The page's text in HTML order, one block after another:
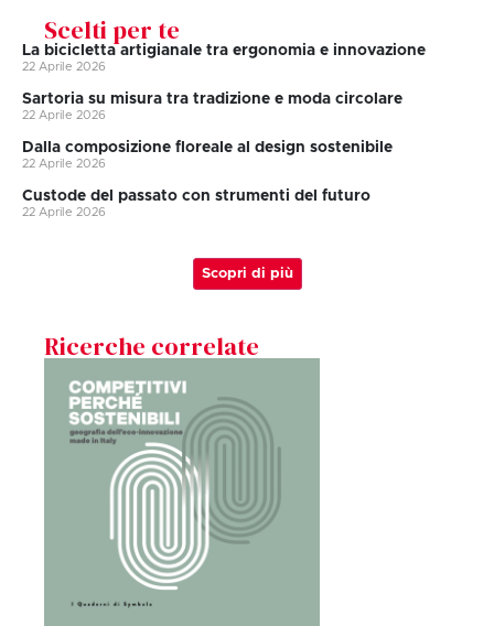
Scelti per te
La bicicletta artigianale tra ergonomia e innovazione
22 Aprile 2026
Sartoria su misura tra tradizione e moda circolare
22 Aprile 2026
Dalla composizione floreale al design sostenibile
22 Aprile 2026
Custode del passato con strumenti del futuro
22 Aprile 2026
Scopri di più
Ricerche correlate